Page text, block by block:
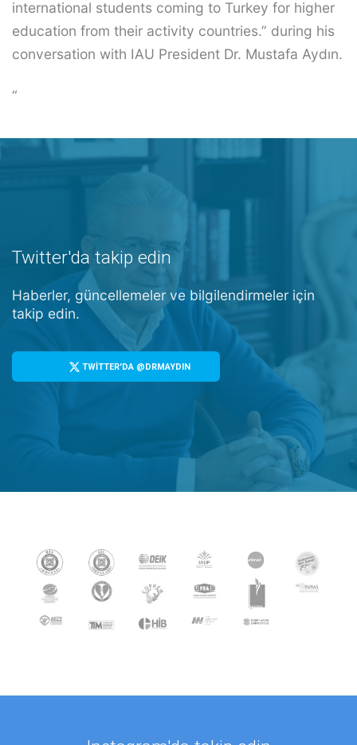
international students coming to Turkey for higher
education from their activity countries.” during his
conversation with IAU President Dr. Mustafa Aydın.
“
Twitter'da takip edin
Haberler, güncellemeler ve bilgilendirmeler için
takip edin.
TWİTTER'DA @DRMAYDIN